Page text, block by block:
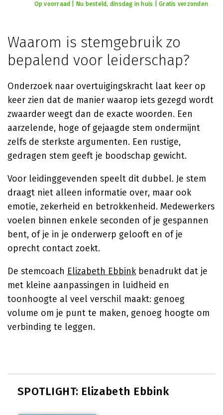
Op voorraad | Nu besteld, dinsdag in huis | Gratis verzonden
Waarom is stemgebruik zo
bepalend voor leiderschap?
Onderzoek naar overtuigingskracht laat keer op
keer zien dat de manier waarop iets gezegd wordt
zwaarder weegt dan de exacte woorden. Een
aarzelende, hoge of gejaagde stem ondermijnt
zelfs de sterkste argumenten. Een rustige,
gedragen stem geeft je boodschap gewicht.
Voor leidinggevenden speelt dit dubbel. Je stem
draagt niet alleen informatie over, maar ook
emotie, zekerheid en betrokkenheid. Medewerkers
voelen binnen enkele seconden of je gespannen
bent, of je in je onderwerp gelooft en of je
oprecht contact zoekt.
De stemcoach Elizabeth Ebbinkbenadrukt dat je
met kleine aanpassingen in luidheid en
toonhoogte al veel verschil maakt: genoeg
volume om je punt te maken, genoeg hoogte om
verbinding te leggen.
SPOTLIGHT: Elizabeth Ebbink